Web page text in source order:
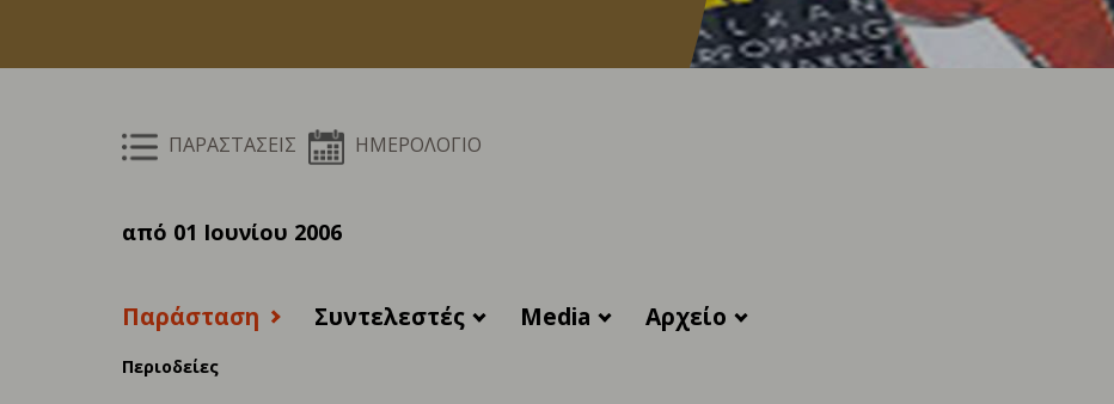
ΠΑΡΑΣΤΑΣΕΙΣ ΗΜΕΡΟΛΟΓΙΟ
από 01 Ιουνίου 2006
Παράσταση Συντελεστές Media Αρχείο
Περιοδείες